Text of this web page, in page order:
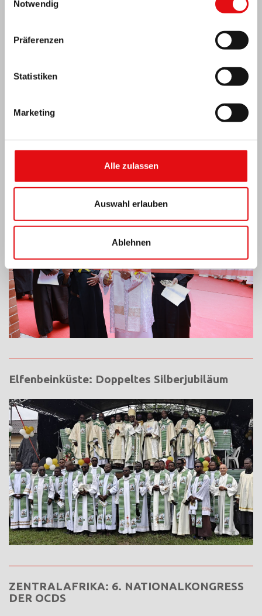
Notwendig
Präferenzen
Statistiken
Marketing
Alle zulassen
Auswahl erlauben
Ablehnen
Indien: Segnung und Einweihung des „Lumen
Elfenbeinküste: Doppeltes Silberjubiläum
ZENTRALAFRIKA: 6. NATIONALKONGRESS
DER OCDS